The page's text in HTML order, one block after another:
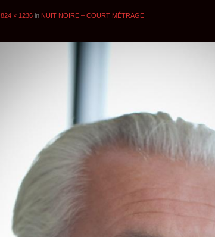
824 × 1236 in NUIT NOIRE – COURT MÉTRAGE